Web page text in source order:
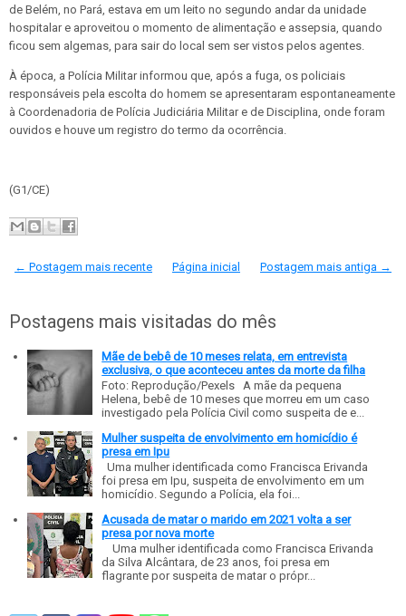
de Belém, no Pará, estava em um leito no segundo andar da unidade
hospitalar e aproveitou o momento de alimentação e assepsia, quando
ficou sem algemas, para sair do local sem ser vistos pelos agentes.
À época, a Polícia Militar informou que, após a fuga, os policiais
responsáveis pela escolta do homem se apresentaram espontaneamente
à Coordenadoria de Polícia Judiciária Militar e de Disciplina, onde foram
ouvidos e houve um registro do termo da ocorrência.
(G1/CE)
← Postagem mais recente Postagem mais antiga →
Página inicial
Postagens mais visitadas do mês
Mãe de bebê de 10 meses relata, em entrevista
exclusiva, o que aconteceu antes da morte da filha
Foto: Reprodução/Pexels A mãe da pequena
Helena, bebê de 10 meses que morreu em um caso
investigado pela Polícia Civil como suspeita de e...
Mulher suspeita de envolvimento em homicídio é
presa em Ipu
Uma mulher identificada como Francisca Erivanda
foi presa em Ipu, suspeita de envolvimento em um
homicídio. Segundo a Polícia, ela foi...
Acusada de matar o marido em 2021 volta a ser
presa por nova morte
Uma mulher identificada como Francisca Erivanda
da Silva Alcântara, de 23 anos, foi presa em
flagrante por suspeita de matar o própr...